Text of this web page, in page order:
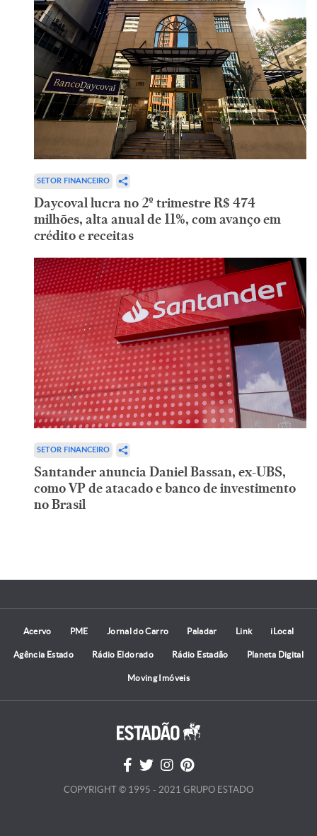
SETOR FINANCEIRO
Daycoval lucra no 2º trimestre R$ 474
milhões, alta anual de 11%, com avanço em
crédito e receitas
SETOR FINANCEIRO
Santander anuncia Daniel Bassan, ex-UBS,
como VP de atacado e banco de investimento
no Brasil
Acervo PME Jornal do Carro Paladar Link iLocal
Agência Estado Rádio Eldorado Rádio Estadão Planeta Digital
Moving Imóveis
COPYRIGHT © 1995 - 2021 GRUPO ESTADO